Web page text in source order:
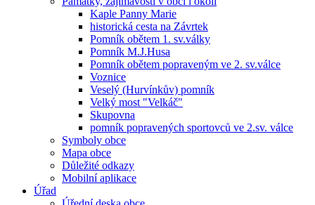
Kaple Panny Marie
historická cesta na Závrtek
Pomník obětem 1. sv.války
Pomník M.J.Husa
Pomník obětem popraveným ve 2. sv.válce
Voznice
Veselý (Hurvínkův) pomník
Velký most "Velkáč"
Skupovna
pomník popravených sportovců ve 2.sv. válce
Symboly obce
Mapa obce
Důležité odkazy
Mobilní aplikace
Úřad